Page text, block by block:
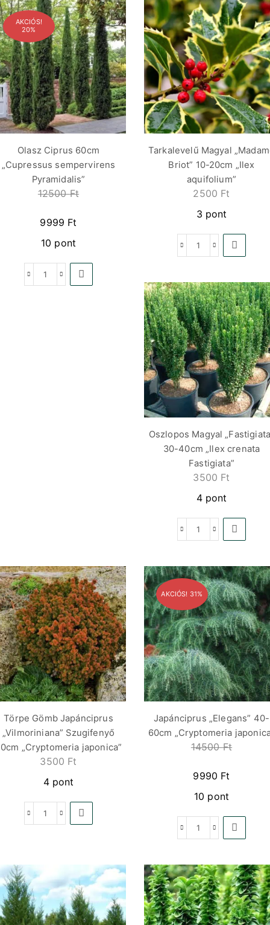
AKCIÓS!
20%
Olasz Ciprus 60cm
„Cupressus sempervirens
Pyramidalis”
12500Ft
9999 Ft
10 pont
Tarkalevelű Magyal
Briot” 10-20cm „Ilex
aquifolium”
2500 Ft
3 pont
Oszlopos Magyal
30-40cm „Ilex crenata
Fastigiata”
3500 Ft
4 pont
Törpe Gömb Japánciprus
„Vilmoriniana” Szugifenyő
„Cryptomeria japonica”
3500 Ft
4 pont
AKCIÓS! 31%
Japánciprus „Elegans” 40-
60cm „Cryptomeria
14500Ft
9990 Ft
10 pont